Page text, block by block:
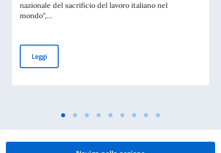
nazionale del sacrificio del lavoro italiano nel
mondo”,...
LeggiXXV Giornata nazionale del sacrificio del lavoro italiano nel